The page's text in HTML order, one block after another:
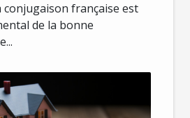
conjugaison française est
de la bonne